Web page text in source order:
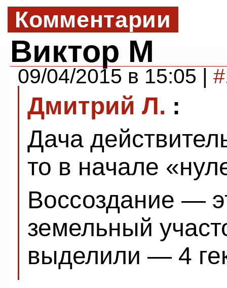
Комментарии
Виктор М
09/04/2015 в 15:05 |
Дмитрий Л. :
Дача
то в начале
Воссоздание —
земельный
выделили — 4